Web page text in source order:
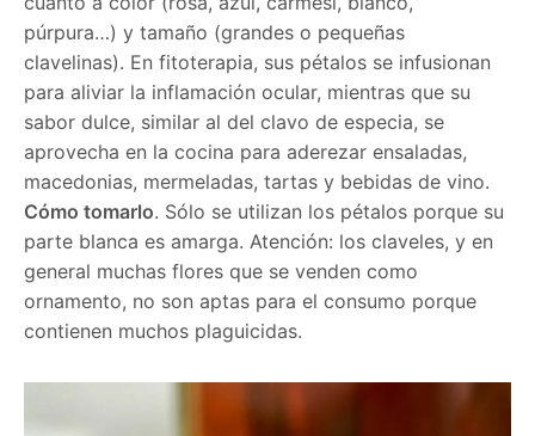
púrpura…) y tamaño (grandes o pequeñas
clavelinas). En fitoterapia, sus pétalos se infusionan
para aliviar la inflamación ocular, mientras que su
sabor dulce, similar al del clavo de especia, se
aprovecha en la cocina para aderezar ensaladas,
macedonias, mermeladas, tartas y bebidas de vino.
Cómo tomarlo. Sólo se utilizan los pétalos porque su
parte blanca es amarga. Atención: los claveles, y en
general muchas flores que se venden como
ornamento, no son aptas para el consumo porque
contienen muchos plaguicidas.